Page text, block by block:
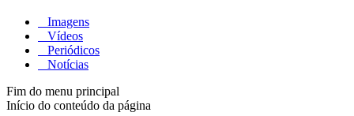
Imagens
Vídeos
Periódicos
Notícias
Fim do menu principal
Início do conteúdo da página